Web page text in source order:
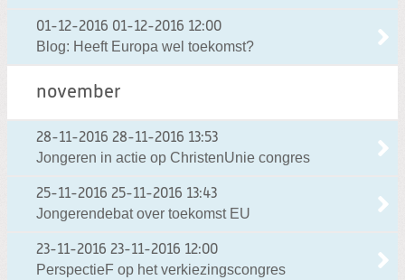
01-12-2016 01-12-2016 12:00
Blog: Heeft Europa wel toekomst?
november
28-11-2016 28-11-2016 13:53
Jongeren in actie op ChristenUnie congres
25-11-2016 25-11-2016 13:43
Jongerendebat over toekomst EU
23-11-2016 23-11-2016 12:00
PerspectieF op het verkiezingscongres